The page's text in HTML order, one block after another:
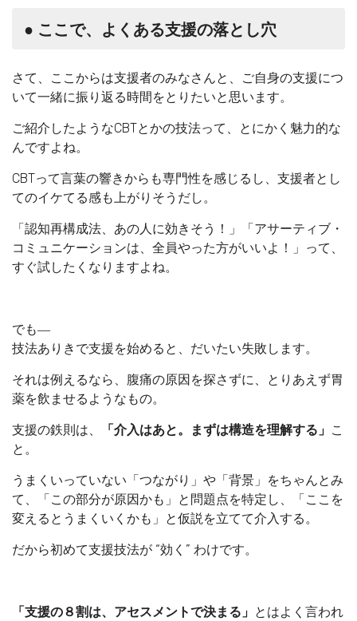
● ここで、よくある支援の落とし穴
さて、ここからは支援者のみなさんと、ご自身の支援につ
いて一緒に振り返る時間をとりたいと思います。
ご紹介したようなCBTとかの技法って、とにかく魅力的な
んですよね。
CBTって言葉の響きからも専門性を感じるし、支援者とし
てのイケてる感も上がりそうだし。
「認知再構成法、あの人に効きそう！」「アサーティブ・
コミュニケーションは、全員やった方がいいよ！」って、
すぐ試したくなりますよね。
でも―
技法ありきで支援を始めると、だいたい失敗します。
それは例えるなら、腹痛の原因を探さずに、とりあえず胃
薬を飲ませるようなもの。
支援の鉄則は、 「介入はあと。まずは構造を理解する」 こ
と。
うまくいっていない「つながり」や「背景」をちゃんとみ
て、「この部分が原因かも」と問題点を特定し、「ここを
変えるとうまくいくかも」と仮説を立てて介入する。
だから初めて支援技法が “効く” わけです。
「支援の８割は、アセスメントで決まる」 とはよく言われ